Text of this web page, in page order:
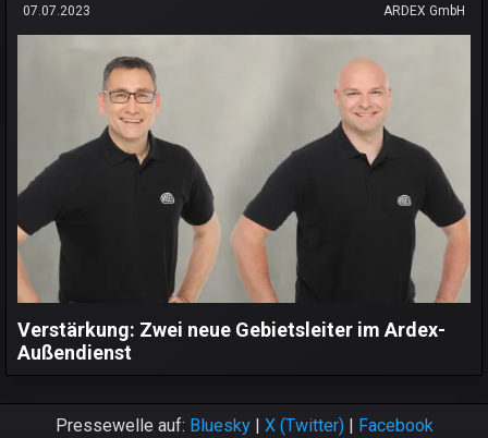
07.07.2023 ARDEX GmbH
Verstärkung: Zwei neue Gebietsleiter im Ardex-
Außendienst
Pressewelle auf: Bluesky| X (Twitter)| Facebook